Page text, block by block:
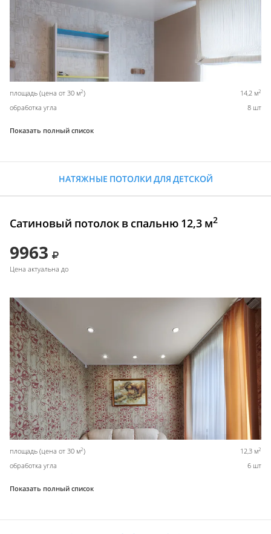
площадь (цена от 30 м2) 14,2 м2
обработка угла 8 шт
Показать полный список
НАТЯЖНЫЕ ПОТОЛКИ ДЛЯ ДЕТСКОЙ
Сатиновый потолок в спальню 12,3 м2
9963
Цена актуальна до
площадь (цена от 30 м2) 12,3 м2
обработка угла 6 шт
Показать полный список